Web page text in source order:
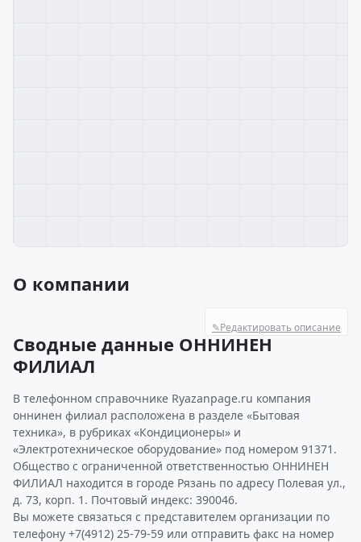
О компании
✎Редактировать описание
Сводные данные ОННИНЕН
ФИЛИАЛ
В телефонном справочнике Ryazanpage.ru компания
оннинен филиал расположена в разделе «Бытовая
техника», в рубриках «Кондиционеры» и
«Электротехническое оборудование» под номером 91371.
Общество с ограниченной ответственностью ОННИНЕН
ФИЛИАЛ находится в городе Рязань по адресу Полевая ул.,
д. 73, корп. 1. Почтовый индекс: 390046.
Вы можете связаться с представителем организации по
телефону +7(4912) 25-79-59 или отправить факс на номер